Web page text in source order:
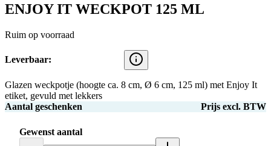
ENJOY IT WECKPOT 125 ML
Ruim op voorraad
Leverbaar:
Glazen weckpotje (hoogte ca. 8 cm, Ø 6 cm, 125 ml) met Enjoy It
etiket, gevuld met lekkers
Aantal geschenken
Prijs excl. BTW
Gewenst aantal